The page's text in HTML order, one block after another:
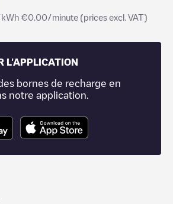
€0.00/minute (prices excl. VAT)
L'APPLICATION
bornes de recharge en
notre application.